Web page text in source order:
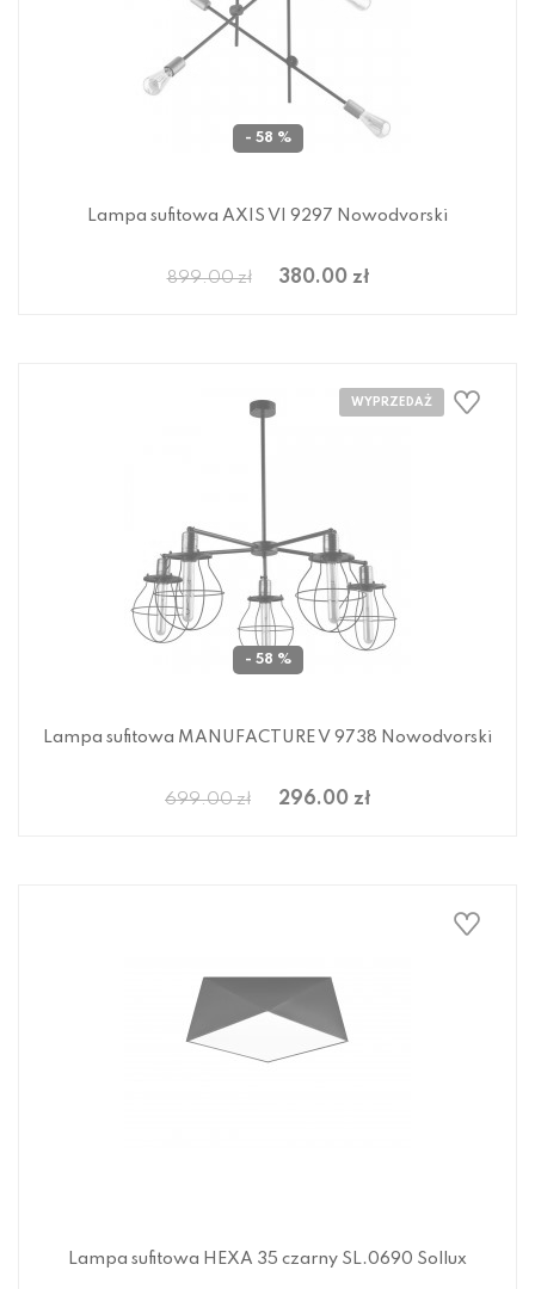
- 58 %
Lampa sufitowa AXIS VI 9297 Nowodvorski
899.00 zł 380.00 zł
- 58 %
Lampa sufitowa MANUFACTURE V 9738 Nowodvorski
699.00 zł 296.00 zł
Lampa sufitowa HEXA 35 czarny SL.0690 Sollux